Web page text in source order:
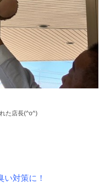
た店長(^o^)
対策に！